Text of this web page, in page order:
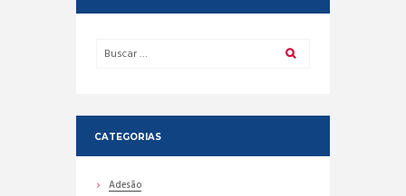
CATEGORIAS
Adesão